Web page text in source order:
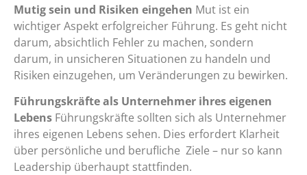
Mutig sein und Risiken eingehen Mut ist ein
wichtiger Aspekt erfolgreicher Führung. Es geht nicht
darum, absichtlich Fehler zu machen, sondern
darum, in unsicheren Situationen zu handeln und
Risiken einzugehen, um Veränderungen zu bewirken.
Führungskräfte als Unternehmer ihres eigenen
Lebens Führungskräfte sollten sich als Unternehmer
ihres eigenen Lebens sehen. Dies erfordert Klarheit
über persönliche und berufliche Ziele – nur so kann
Leadership überhaupt stattfinden.